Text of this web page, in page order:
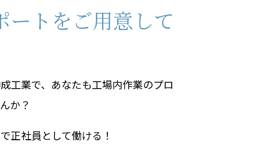
ートをご用意して
工業で、あなたも工場内作業のプロ
か？
正社員として働ける！